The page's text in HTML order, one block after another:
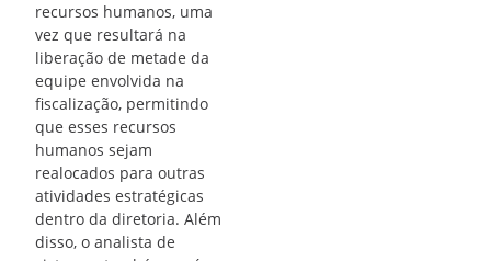
recursos humanos, uma
vez que resultará na
liberação de metade da
equipe envolvida na
fiscalização, permitindo
que esses recursos
humanos sejam
realocados para outras
atividades estratégicas
dentro da diretoria. Além
disso, o analista de